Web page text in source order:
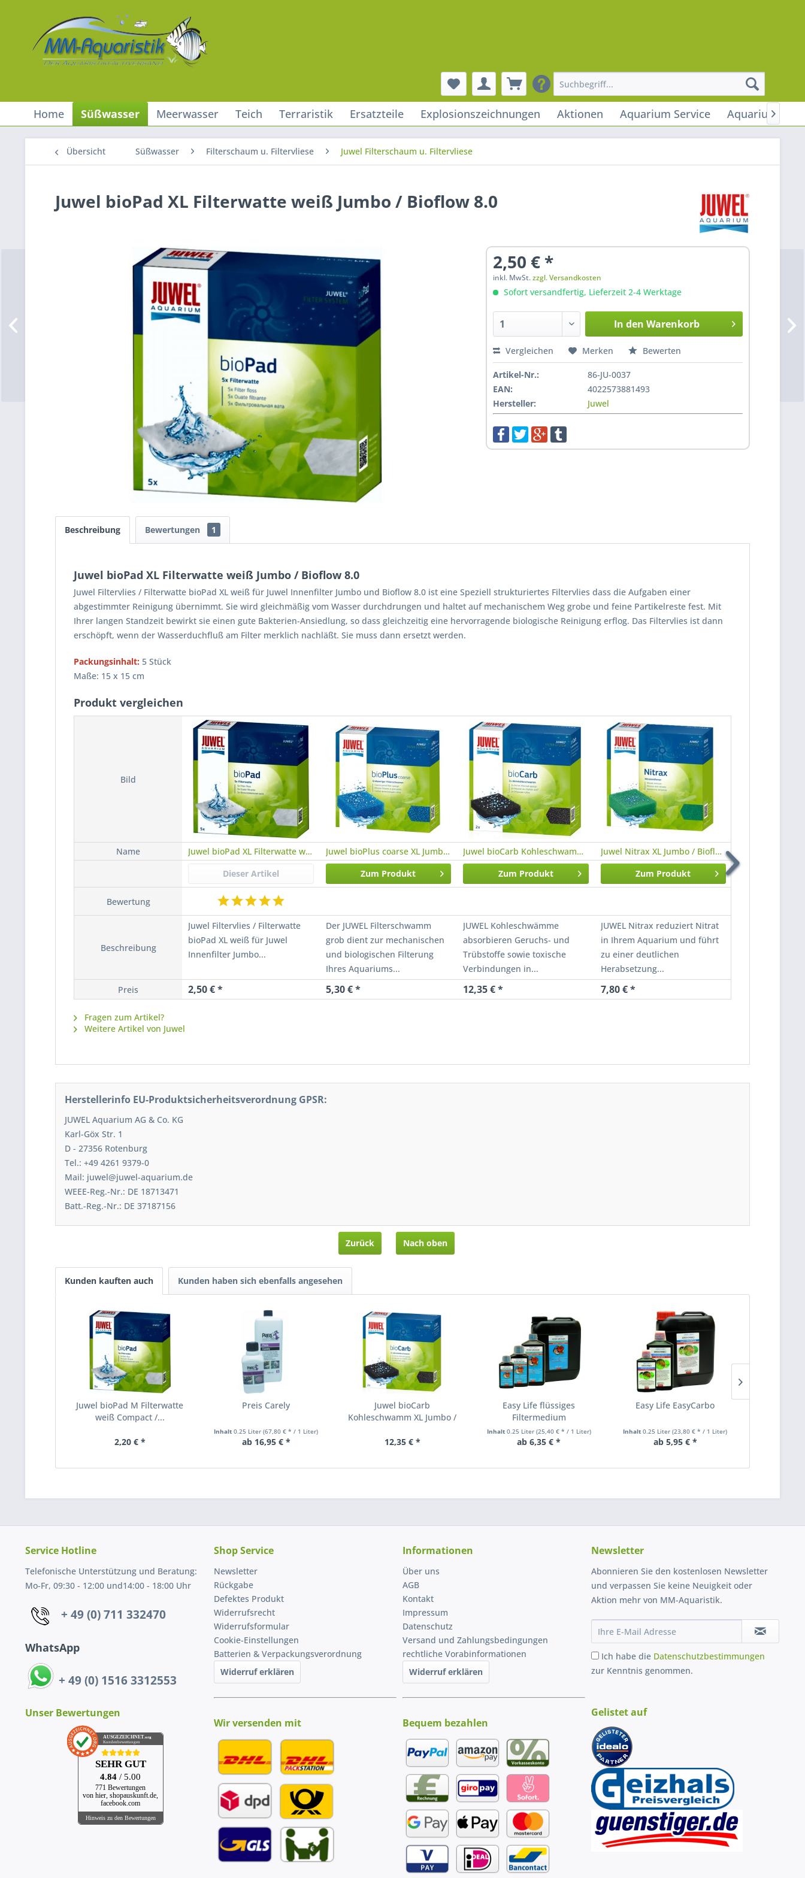
Home Süßwasser Meerwasser Teich Terraristik Ersatzteile Explosionszeichnungen Aktionen Aquarium Service Aquarium

Übersicht Süßwasser Filterschaum u. Filtervliese Juwel Filterschaum u. Filtervliese
Juwel bioPad XL Filterwatte weiß Jumbo / Bioflow 8.0
2,50 € *
inkl. MwSt.zzgl. Versandkosten
Sofort versandfertig, Lieferzeit 2-4 Werktage
In den Warenkorb
Hinzugefügt
Vergleichen Merken Bewerten
Artikel-Nr.:
86-JU-0037
EAN:
4022573881493
Hersteller:
Juwel
Beschreibung Bewertungen 1
Juwel bioPad XL Filterwatte weiß Jumbo / Bioflow 8.0
Juwel Filtervlies / Filterwatte bioPad XL weiß für Juwel Innenfilter Jumbo und Bioflow 8.0 ist eine Speziell strukturiertes Filtervlies dass die Aufgaben einer
abgestimmter Reinigung übernimmt. Sie wird gleichmäßig vom Wasser durchdrungen und haltet auf mechanischem Weg grobe und feine Partikelreste fest. Mit
Ihrer langen Standzeit bewirkt sie einen gute Bakterien-Ansiedlung, so dass gleichzeitig eine hervorragende biologische Reinigung erflog. Das Filtervlies ist dann
erschöpft, wenn der Wasserduchfluß am Filter merklich nachläßt. Sie muss dann ersetzt werden.
Packungsinhalt: 5 Stück
Maße: 15 x 15 cm
Produkt vergleichen
Bild
Name Juwel bioPad XL Filterwatte weiß Jumbo /... Juwel bioPlus coarse XL Jumbo / Bioflow 8.0 Juwel bioCarb Kohleschwamm XL Jumbo /...
Juwel Nitrax XL Jumbo / Bioflow 8.0
Dieser Artikel
Zum Produkt Zum Produkt Zum Produkt
Bewertung
Beschreibung
Juwel Filtervlies / Filterwatte
bioPad XL weiß für Juwel
Innenfilter Jumbo...
Der JUWEL Filterschwamm
grob dient zur mechanischen
und biologischen Filterung
Ihres Aquariums...
JUWEL Kohleschwämme
absorbieren Geruchs- und
Trübstoffe sowie toxische
Verbindungen in...
JUWEL Nitrax reduziert Nitrat
in Ihrem Aquarium und führt
zu einer deutlichen
Herabsetzung...
Preis
2,50 € * 5,30 € * 12,35 € * 7,80 € *
Fragen zum Artikel?
Weitere Artikel von Juwel
Herstellerinfo EU-Produktsicherheitsverordnung GPSR:
JUWEL Aquarium AG & Co. KG
Karl-Göx Str. 1
D - 27356 Rotenburg
Tel.: +49 4261 9379-0
Mail: juwel@juwel-aquarium.de
WEEE-Reg.-Nr.: DE 18713471
Batt.-Reg.-Nr.: DE 37187156
Zurück Nach oben
Kunden kauften auch Kunden haben sich ebenfalls angesehen
Juwel bioPad M Filterwatte
weiß Compact /...
2,20 € *
Preis Carely
Inhalt0.25 Liter(67,80 € * / 1 Liter)
ab 16,95 € *
Juwel bioCarb
Kohleschwamm XL Jumbo /
12,35 € *
Easy Life flüssiges
Filtermedium
Inhalt 0.25 Liter (25,40 € * / 1 Liter)
ab 6,35 € *
Easy Life EasyCarbo
Inhalt0.25 Liter(23,80 € * / 1 Liter)
ab 5,95 € *
Service Hotline
Telefonische Unterstützung und Beratung:
Mo-Fr, 09:30 - 12:00 und14:00 - 18:00 Uhr
+ 49 (0) 711 332470
WhatsApp
+ 49 (0) 1516 3312553
Unser Bewertungen
AUSGEZEICHNET.org
Kundenbewertungen
SEHR GUT
4.84 / 5.00
771 Bewertungen
von hier, shopauskunft.de,
facebook.com
Hinweis zu den Bewertungen
Shop Service
Newsletter
Rückgabe
Defektes Produkt
Widerrufsrecht
Widerrufsformular
Cookie-Einstellungen
Batterien & Verpackungsverordnung
Widerruf erklären
Wir versenden mit
Informationen
Über uns
AGB
Kontakt
Impressum
Datenschutz
Versand und Zahlungsbedingungen
rechtliche Vorabinformationen
Widerruf erklären
Bequem bezahlen
Newsletter
Abonnieren Sie den kostenlosen Newsletter
und verpassen Sie keine Neuigkeit oder
Aktion mehr von MM-Aquaristik.
Ich habe die Datenschutzbestimmungen
zur Kenntnis genommen.
Gelistet auf